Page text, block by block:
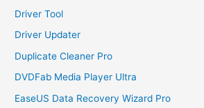
Driver Tool
Driver Updater
Duplicate Cleaner Pro
DVDFab Media Player Ultra
EaseUS Data Recovery Wizard Pro